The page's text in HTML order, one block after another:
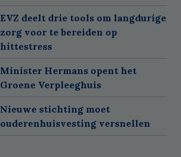
EVZ deelt drie tools om langdurige
zorg voor te bereiden op
hittestress
Minister Hermans opent het
Groene Verpleeghuis
Nieuwe stichting moet
ouderenhuisvesting versnellen